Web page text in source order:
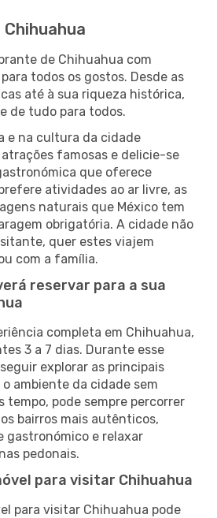
de Chihuahua com
todos os gostos. Desde as
até à sua riqueza histórica,
de tudo para todos.
e na cultura da cidade
famosas e delicie-se
que oferece
atividades ao ar livre, as
naturais que México tem
obrigatória. A cidade não
quer estes viajem
com a família.
reservar para a sua
completa em Chihuahua,
3 a 7 dias. Durante esse
explorar as principais
ambiente da cidade sem
tempo, pode sempre percorrer
bairros mais autênticos,
gastronómico e relaxar
pedonais.
para visitar Chihuahua
para visitar Chihuahua pode